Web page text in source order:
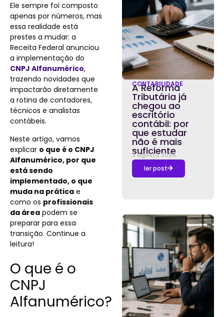
Ele sempre foi composto
apenas por números, mas
essa realidade está
prestes a mudar: a
Receita Federal anunciou
a implementação do
CNPJ Alfanumérico,
trazendo novidades que
impactarão diretamente
a rotina de contadores,
técnicos e analistas
contábeis.
Neste artigo, vamos
explicar o que é o CNPJ
Alfanumérico, por que
está sendo
implementado, o que
muda na prática e
como os profissionais
da área podem se
preparar para essa
transição. Continue a
leitura!
O que é o
CNPJ
Alfanumérico?
CONTABILIDADE
A Reforma
Tributária já
chegou ao
escritório
contábil: por
que estudar
não é mais
suficiente
3 agosto 2026
ler post